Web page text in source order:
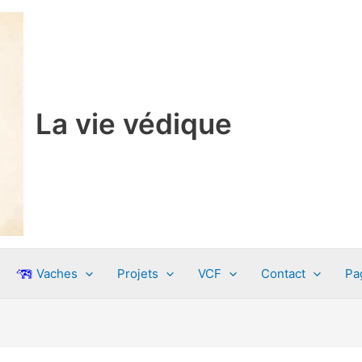
La vie védique
Vaches Projets VCF Contact